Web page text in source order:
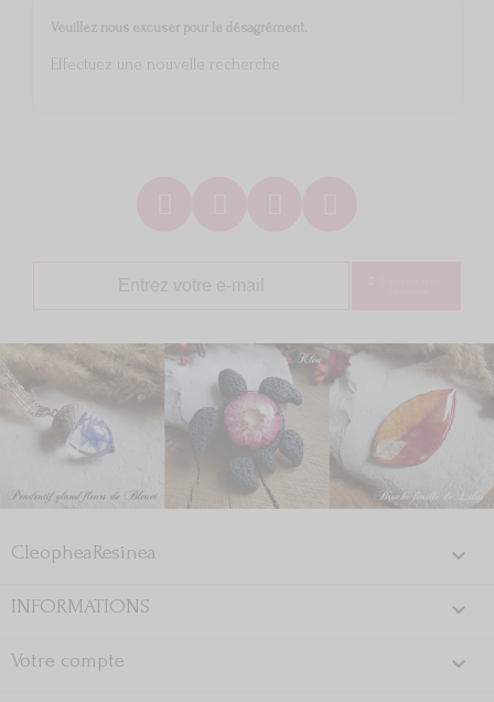
Veuillez nous excuser pour le désagrément.
Effectuez une nouvelle recherche
CleopheaResinea 
INFORMATIONS 
Votre compte 